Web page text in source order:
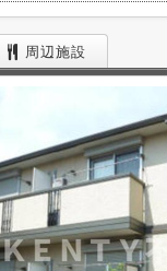
周辺施設